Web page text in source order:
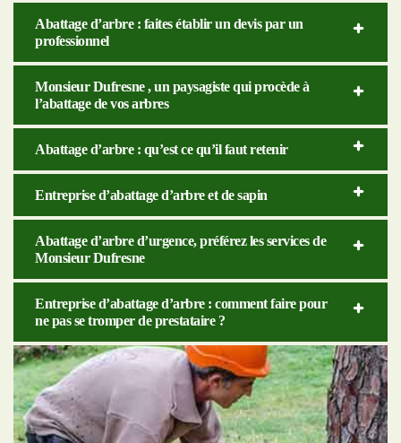
Abattage d’arbre : faites établir un devis par un
professionnel
Monsieur Dufresne , un paysagiste qui procède à
l’abattage de vos arbres
Abattage d’arbre : qu’est ce qu’il faut retenir
Entreprise d’abattage d’arbre et de sapin
Abattage d’arbre d’urgence, préférez les services de
Monsieur Dufresne
Entreprise d’abattage d’arbre : comment faire pour
ne pas se tromper de prestataire ?